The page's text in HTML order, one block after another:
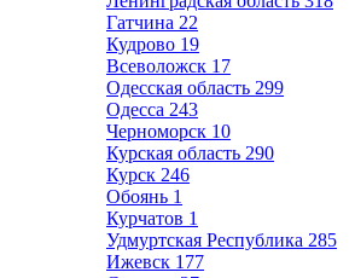
Гатчина 22
Кудрово 19
Всеволожск 17
Одесская область 299
Одесса 243
Черноморск 10
Курская область 290
Курск 246
Обоянь 1
Курчатов 1
Удмуртская Республика 285
Ижевск 177